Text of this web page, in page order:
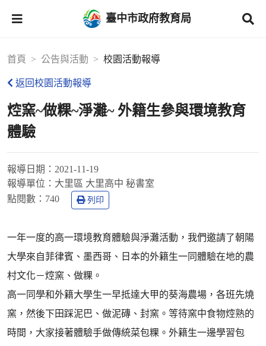
臺中市政府教育局
首頁 公告與活動 校園活動報導
返回校園活動報導
焢窯~做粿~淨灘~ 外籍生參與環境教育
體驗
報導日期： 2021-11-19
報導單位： 大里區 大里高中 秘書室
點閱數： 740 列印
一年一度的高一環境教育體驗與淨灘活動，我們邀請了朝陽
大學來自菲律賓、墨西哥、日本的外籍生一同體驗在地的農
村文化－焢窯、做粿。
高一同學和外籍大學生一早抵達大甲的葵海農場，各班先燒
窯，然後下田踩泥巴、做泥磚、封窯。等待窯中食物焢熟的
時間，大家接著體驗手做傳統菜包粿。外籍生一邊學習包